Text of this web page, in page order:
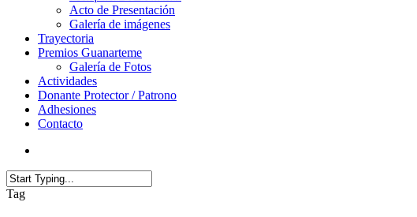
Acto de Presentación
Galería de imágenes
Trayectoria
Premios Guanarteme
Galería de Fotos
Actividades
Donante Protector / Patrono
Adhesiones
Contacto
Tag